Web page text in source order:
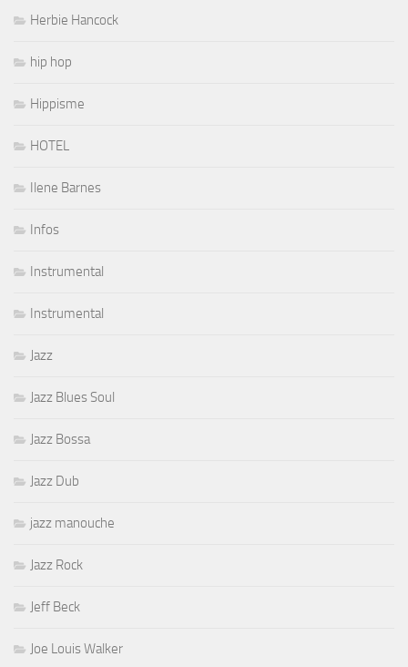
Herbie Hancock
hip hop
Hippisme
HOTEL
Ilene Barnes
Infos
Instrumental
Instrumental
Jazz
Jazz Blues Soul
Jazz Bossa
Jazz Dub
jazz manouche
Jazz Rock
Jeff Beck
Joe Louis Walker